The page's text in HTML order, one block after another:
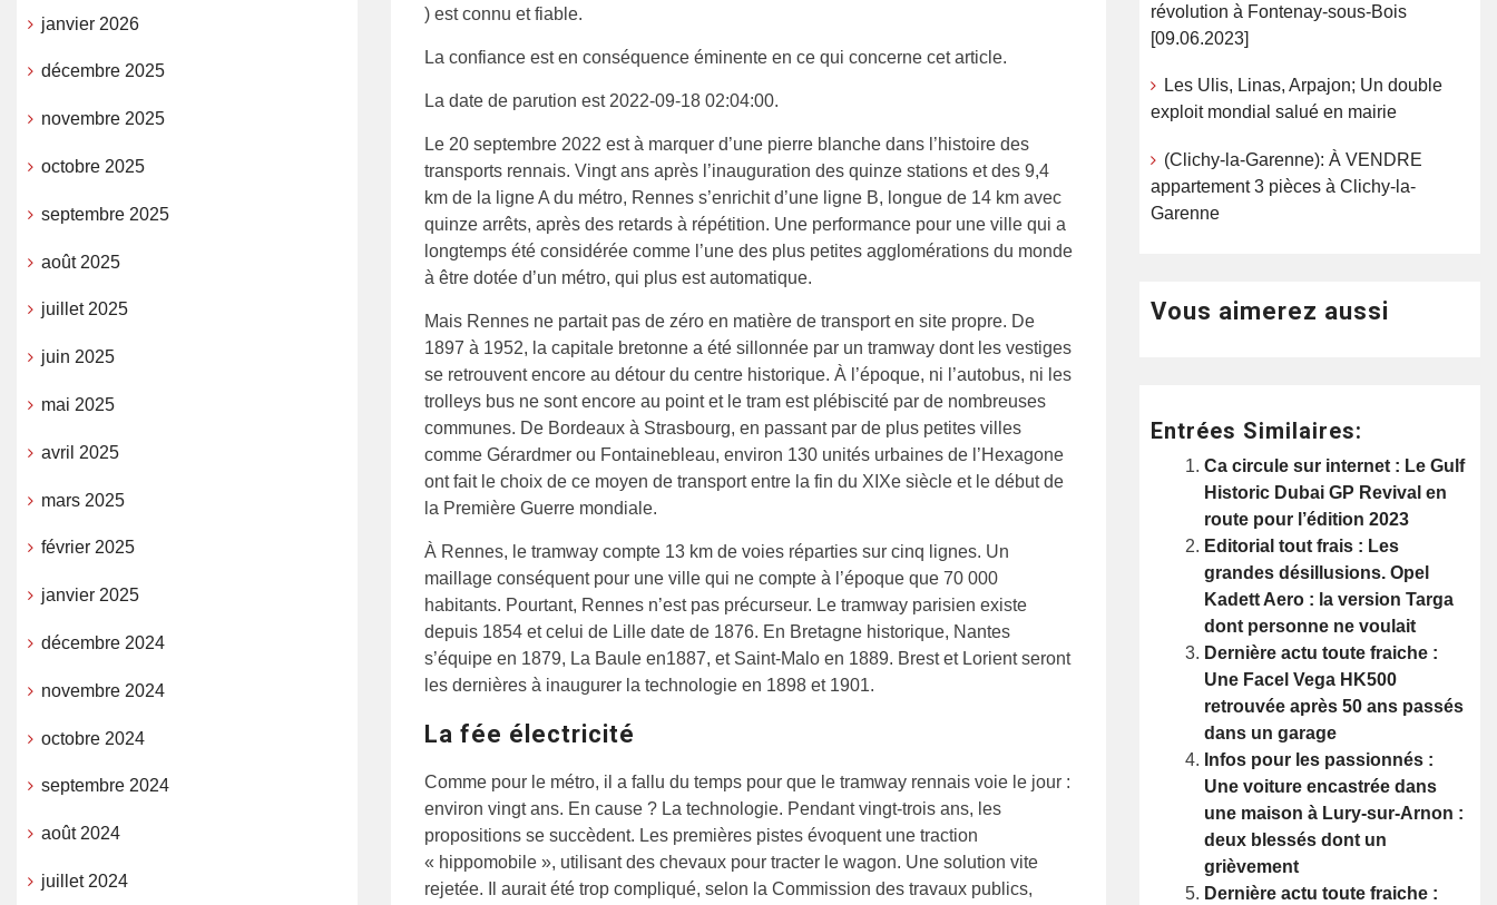
) est connu et fiable.
La confiance est en conséquence éminente en ce qui concerne cet article.
La date de parution est 2022-09-18 02:04:00.
Le 20 septembre 2022 est à marquer d’une pierre blanche dans l’histoire des
transports rennais. Vingt ans après l’inauguration des quinze stations et des 9,4
km de la ligne A du métro, Rennes s’enrichit d’une ligne B, longue de 14 km avec
quinze arrêts, après des retards à répétition. Une performance pour une ville qui a
longtemps été considérée comme l’une des plus petites agglomérations du monde
à être dotée d’un métro, qui plus est automatique.
Mais Rennes ne partait pas de zéro en matière de transport en site propre. De
1897 à 1952, la capitale bretonne a été sillonnée par un tramway dont les vestiges
se retrouvent encore au détour du centre historique. À l’époque, ni l’autobus, ni les
trolleys bus ne sont encore au point et le tram est plébiscité par de nombreuses
communes. De Bordeaux à Strasbourg, en passant par de plus petites villes
comme Gérardmer ou Fontainebleau, environ 130 unités urbaines de l’Hexagone
ont fait le choix de ce moyen de transport entre la fin du XIXe siècle et le début de
la Première Guerre mondiale.
À Rennes, le tramway compte 13 km de voies réparties sur cinq lignes. Un
maillage conséquent pour une ville qui ne compte à l’époque que 70 000
habitants. Pourtant, Rennes n’est pas précurseur. Le tramway parisien existe
depuis 1854 et celui de Lille date de 1876. En Bretagne historique, Nantes
s’équipe en 1879, La Baule en1887, et Saint-Malo en 1889. Brest et Lorient seront
les dernières à inaugurer la technologie en 1898 et 1901.
La fée électricité
Comme pour le métro, il a fallu du temps pour que le tramway rennais voie le jour :
environ vingt ans. En cause ? La technologie. Pendant vingt-trois ans, les
propositions se succèdent. Les premières pistes évoquent une traction
« hippomobile », utilisant des chevaux pour tracter le wagon. Une solution vite
rejetée. Il aurait été trop compliqué, selon la Commission des travaux publics,
révolution à Fontenay-sous-Bois
[09.06.2023]
Les Ulis, Linas, Arpajon; Un double
exploit mondial salué en mairie
(Clichy-la-Garenne): À VENDRE
appartement 3 pièces à Clichy-la-
Garenne
Vous aimerez aussi
Entrées Similaires:
Ca circule sur internet : Le Gulf
Historic Dubai GP Revival en
route pour l’édition 2023
Editorial tout frais : Les
grandes désillusions. Opel
Kadett Aero : la version Targa
dont personne ne voulait
Dernière actu toute fraiche :
Une Facel Vega HK500
retrouvée après 50 ans passés
dans un garage
Infos pour les passionnés :
Une voiture encastrée dans
une maison à Lury-sur-Arnon :
deux blessés dont un
grièvement
Dernière actu toute fraiche :
janvier 2026
décembre 2025
novembre 2025
octobre 2025
septembre 2025
août 2025
juillet 2025
juin 2025
mai 2025
avril 2025
mars 2025
février 2025
janvier 2025
décembre 2024
novembre 2024
octobre 2024
septembre 2024
août 2024
juillet 2024